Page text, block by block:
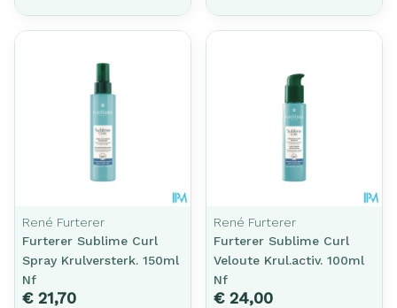
René Furterer
Furterer Sublime Curl
Spray Krulversterk. 150ml
Nf
€ 21,70
René Furterer
Furterer Sublime Curl
Veloute Krul.activ. 100ml
Nf
€ 24,00